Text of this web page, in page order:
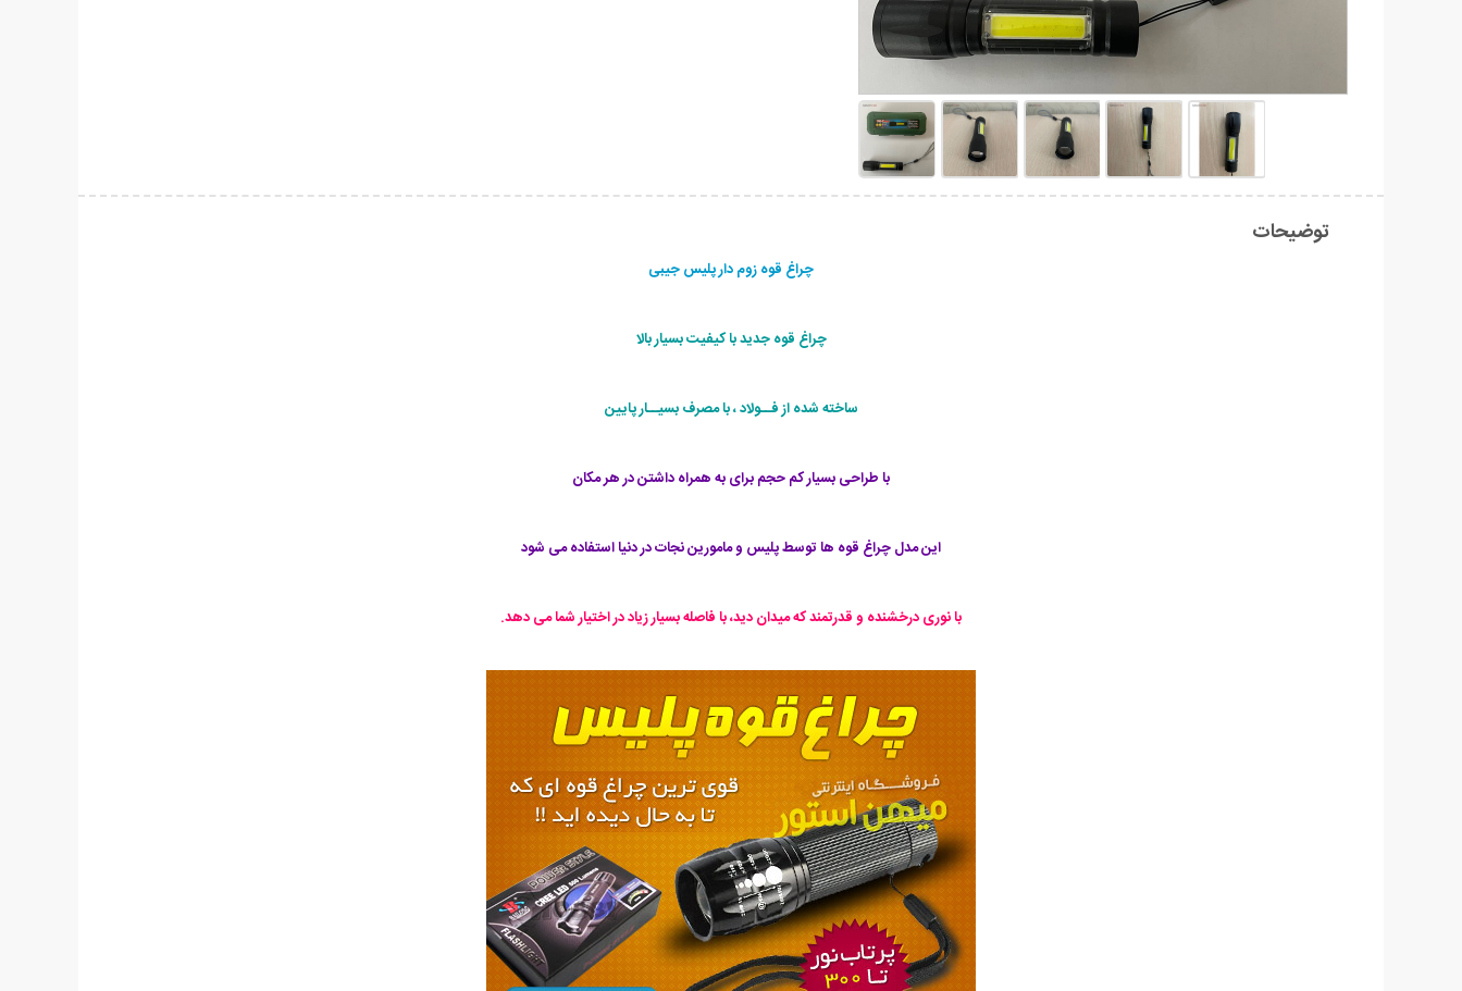
توضیحات
چراغ قوه زوم دار پلیس جیبی
چراغ قوه جدید با کیفیت بسیار بالا
ساخته شده از فــولاد ، با مصرف بسیــار پایین
با طراحی بسیار کم حجم برای به همراه داشتن در هر مکان
این مدل چراغ قوه ها توسط پلیس و مامورین نجات در دنیا استفاده می شود
با نوری درخشنده و قدرتمند که میدان دید، با فاصله بسیار زیاد در اختیار شما می دهد.